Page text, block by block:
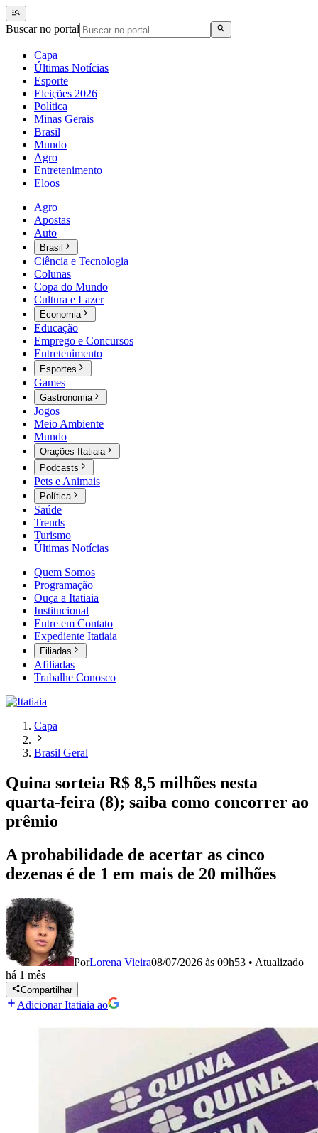
Buscar no portal
Capa
Últimas Notícias
Esporte
Eleições 2026
Política
Minas Gerais
Brasil
Mundo
Agro
Entretenimento
Eloos
Agro
Apostas
Auto
Brasil
Ciência e Tecnologia
Colunas
Copa do Mundo
Cultura e Lazer
Economia
Educação
Emprego e Concursos
Entretenimento
Esportes
Games
Gastronomia
Jogos
Meio Ambiente
Mundo
Orações Itatiaia
Podcasts
Pets e Animais
Política
Saúde
Trends
Turismo
Últimas Notícias
Quem Somos
Programação
Ouça a Itatiaia
Institucional
Entre em Contato
Expediente Itatiaia
Filiadas
Afiliadas
Trabalhe Conosco
Capa
Brasil Geral
Quina sorteia R$ 8,5 milhões nesta
quarta-feira (8); saiba como concorrer ao
prêmio
A probabilidade de acertar as cinco
dezenas é de 1 em mais de 20 milhões
PorLorena Vieira08/07/2026 às 09h53 • Atualizado
há 1 mês
Compartilhar
Adicionar Itatiaia ao